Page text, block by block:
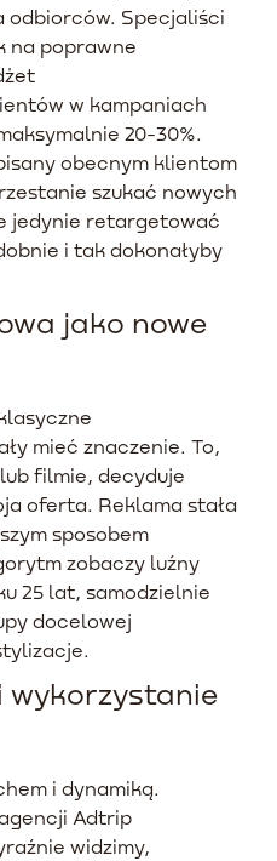
odbiorców. Specjaliści
na poprawne
w kampaniach
20-30%.
obecnym klientom
szukać nowych
jedynie retargetować
i tak dokonałyby
jako nowe
mieć znaczenie. To,
filmie, decyduje
oferta. Reklama stała
sposobem
zobaczy luźny
25 lat, samodzielnie
docelowej
wykorzystanie
i dynamiką.
Adtrip
widzimy,